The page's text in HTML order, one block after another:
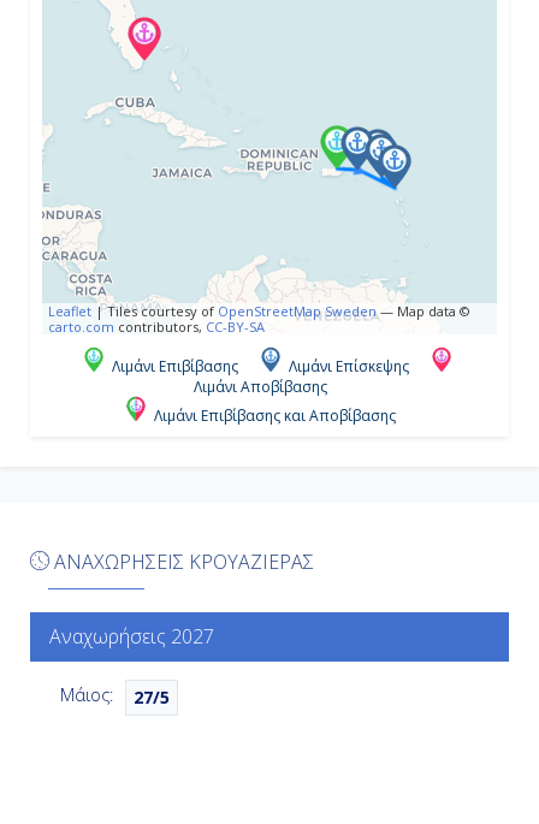
Γκουστάβια, Άγιος Βαρθολομαίος
Ημέρα 5η
Νησί Ανγκουίλα, Σάντι Γκράουντ,
Αγγλία
Leaflet |Tiles courtesy of OpenStreetMap Sweden— Map data ©
carto.com contributors, CC-BY-SA
Λιμάνι Επιβίβασης
Λιμάνι Επίσκεψης
Λιμάνι Αποβίβασης
Λιμάνι Επιβίβασης και Αποβίβασης
ΑΝΑΧΩΡΗΣΕΙΣ ΚΡΟΥΑΖΙΕΡΑΣ
Αναχωρήσεις 2027
Μάιος: 27/5